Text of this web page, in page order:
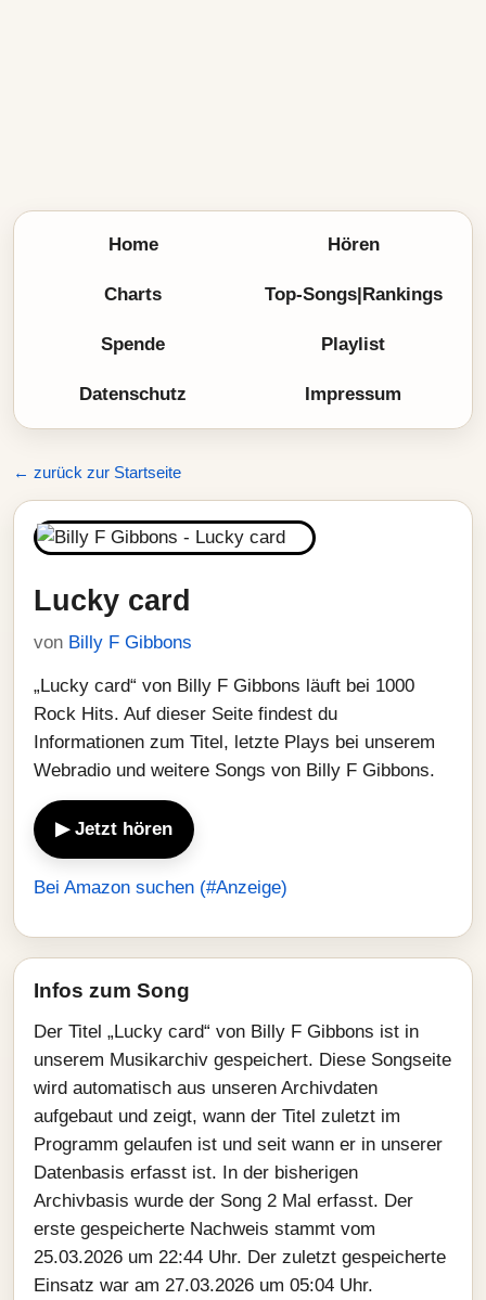
Home Hören
Charts Top-Songs|Rankings
Spende Playlist
Datenschutz Impressum
← zurück zur Startseite
Lucky card
von Billy F Gibbons
„Lucky card“ von Billy F Gibbons läuft bei 1000
Rock Hits. Auf dieser Seite findest du
Informationen zum Titel, letzte Plays bei unserem
Webradio und weitere Songs von Billy F Gibbons.
▶ Jetzt hören
Bei Amazon suchen (#Anzeige)
Infos zum Song
Der Titel „Lucky card“ von Billy F Gibbons ist in
unserem Musikarchiv gespeichert. Diese Songseite
wird automatisch aus unseren Archivdaten
aufgebaut und zeigt, wann der Titel zuletzt im
Programm gelaufen ist und seit wann er in unserer
Datenbasis erfasst ist. In der bisherigen
Archivbasis wurde der Song 2 Mal erfasst. Der
erste gespeicherte Nachweis stammt vom
25.03.2026 um 22:44 Uhr. Der zuletzt gespeicherte
Einsatz war am 27.03.2026 um 05:04 Uhr.